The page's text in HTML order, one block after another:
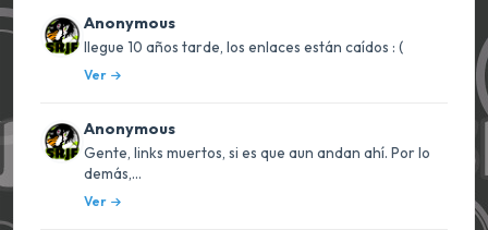
Anonymous
llegue 10 años tarde, los enlaces están caídos : (
Ver
Anonymous
Gente, links muertos, si es que aun andan ahí. Por lo
demás,...
Ver